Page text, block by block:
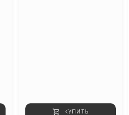
КУПИТЬ